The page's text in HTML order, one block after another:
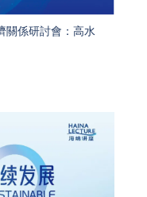
關係研討會：高水